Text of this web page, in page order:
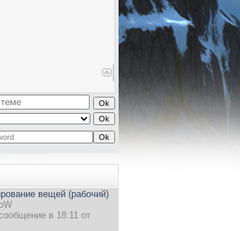
вещей (рабочий)
в 18:11 от